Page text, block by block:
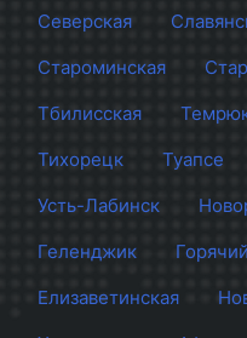
Северская
Староминская
Тбилисская
Тихорецк
Туапсе
Усть-Лабинск
Геленджик
Елизаветинская